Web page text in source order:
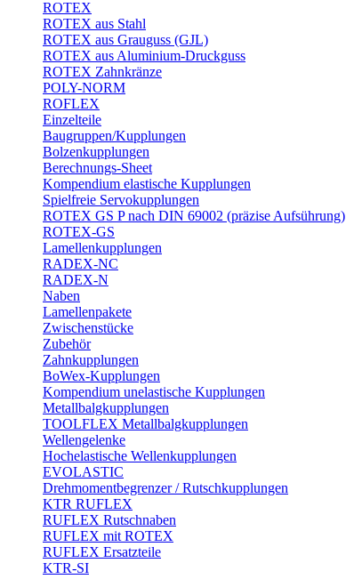
ROTEX
ROTEX aus Stahl
ROTEX aus Grauguss (GJL)
ROTEX aus Aluminium-Druckguss
ROTEX Zahnkränze
POLY-NORM
ROFLEX
Einzelteile
Baugruppen/Kupplungen
Bolzenkupplungen
Berechnungs-Sheet
Kompendium elastische Kupplungen
Spielfreie Servokupplungen
ROTEX GS P nach DIN 69002 (präzise Aufsührung)
ROTEX-GS
Lamellenkupplungen
RADEX-NC
RADEX-N
Naben
Lamellenpakete
Zwischenstücke
Zubehör
Zahnkupplungen
BoWex-Kupplungen
Kompendium unelastische Kupplungen
Metallbalgkupplungen
TOOLFLEX Metallbalgkupplungen
Wellengelenke
Hochelastische Wellenkupplungen
EVOLASTIC
Drehmomentbegrenzer / Rutschkupplungen
KTR RUFLEX
RUFLEX Rutschnaben
RUFLEX mit ROTEX
RUFLEX Ersatzteile
KTR-SI